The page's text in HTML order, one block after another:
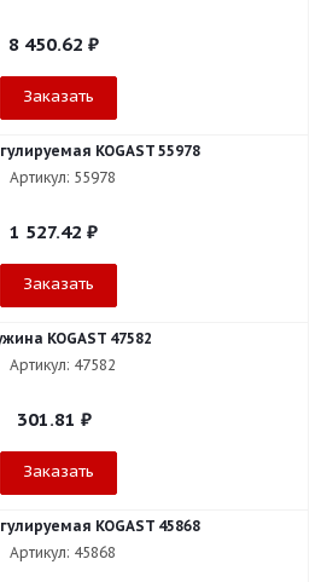
8 450.62 ₽
Заказать
KOGAST 55978
Артикул: 55978
1 527.42 ₽
Заказать
KOGAST 47582
Артикул: 47582
301.81 ₽
Заказать
KOGAST 45868
Артикул: 45868